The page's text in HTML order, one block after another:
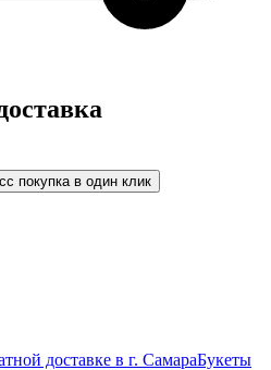
покупка в один клик
доставке в г. СамараБукеты